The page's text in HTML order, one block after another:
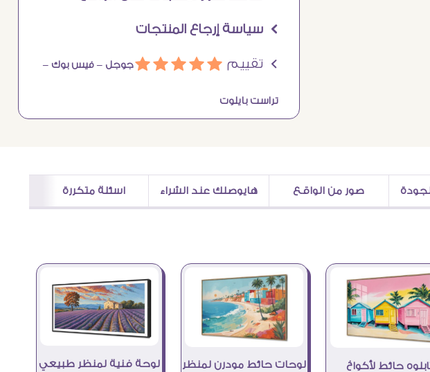
Ö سياسة إرجاع المنتجات
Ö تقييم áááááجوجل – فيس بوك –
تراست بايلوت
صور من الواقع هايوصلك عند الشراء اسئلة متكررة
حائط لأكواخ
لوحات حائط مودرن لمنظر
لوحة فنية لمنظر طبيعي